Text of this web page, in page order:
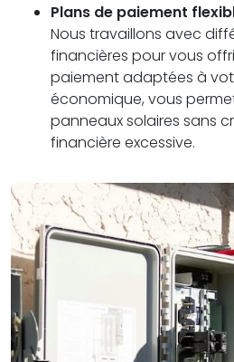
Plans de paiement
Nous travaillons avec
financières pour vous
paiement adaptées à
économique, vous
panneaux solaires sans
financière excessive.